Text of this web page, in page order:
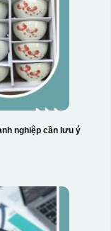
nghiệp cần lưu ý